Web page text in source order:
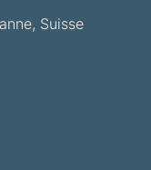
Suisse